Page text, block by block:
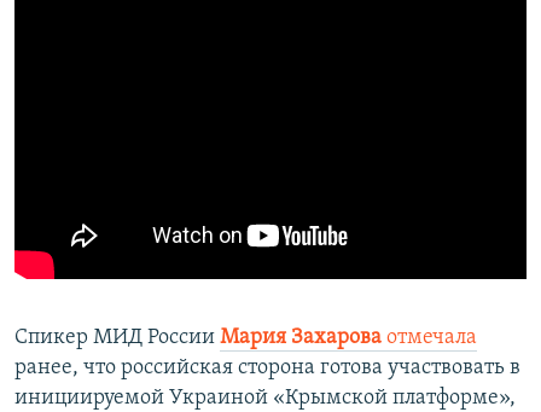
Спикер МИД России Мария Захарова отмечала
ранее, что российская сторона готова участвовать в
инициируемой Украиной «Крымской платформе»,